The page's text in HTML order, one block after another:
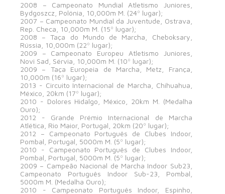
2008 – Campeonato Mundial Atletismo Juniores,
Bydgoszcz, Polónia, 10,000m M. (24º lugar);
2007 – Campeonato Mundial da Juventude, Ostrava,
Rep. Checa, 10,000m M. (15º lugar);
2008 – Taça do Mundo de Marcha, Cheboksary,
Rússia, 10,000m (22º lugar);
2009 – Campeonato Europeu Atletismo Juniores,
Novi Sad, Sérvia, 10,000m M. (10º lugar);
2009 – Taça Europeia de Marcha, Metz, França,
10,000m (16º lugar);
2013 - Circuito Internacional de Marcha, Chihuahua,
México, 20km (17º lugar);
2010 - Dolores Hidalgo, México, 20km M. (Medalha
Ouro);
2012 - Grande Prémio Internacional de Marcha
Atlética, Rio Maior, Portugal, 20km (20º lugar);
2012 – Campeonato Português de Clubes Indoor,
Pombal, Portugal, 5000m M. (5º lugar);
2010 - Campeonato Português de Clubes Indoor,
Pombal, Portugal, 5000m M. (5º lugar);
2009 – Campeão Nacional de Marcha Indoor Sub23,
Campeonato Português Indoor Sub-23, Pombal,
5000m M. (Medalha Ouro);
2010 - Campeonato Português Indoor, Espinho,